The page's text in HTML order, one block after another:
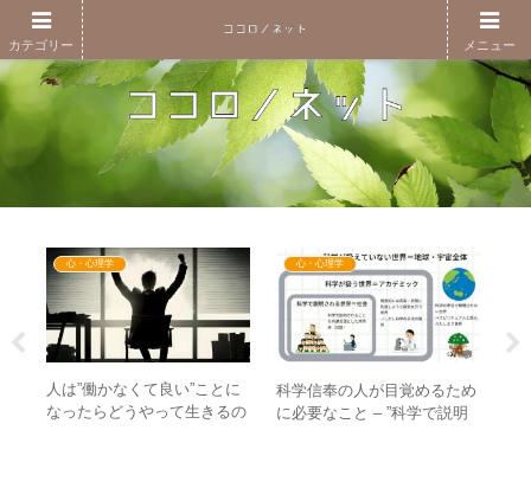
心・心理学
人は”働かなくて良い”ことに
なったらどうやって生きるの
心・心理学
科学信奉の人が目覚めるため
に必要なこと – ”科学で説明
カテゴリー メニュー